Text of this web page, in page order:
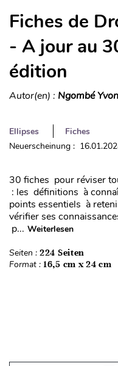
Fiches de
- A jour au
édition
Autor(en) : Ngombé
Ellipses
Fiches
Neuerscheinung :
30 fiches pour réviser
: les définitions à
points essentiels à
vérifier ses
p... Weiterlesen
Seiten : 224 Seiten
Format : 16,5 cm x 24 cm